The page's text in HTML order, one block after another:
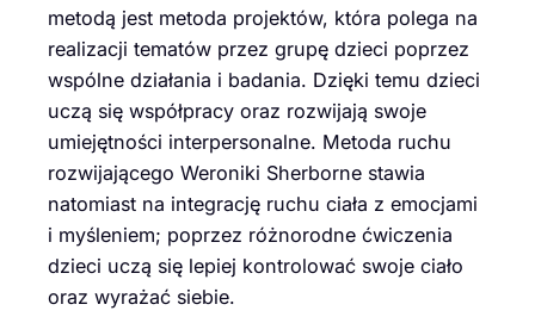
metodą jest metoda projektów, która polega na
realizacji tematów przez grupę dzieci poprzez
wspólne działania i badania. Dzięki temu dzieci
uczą się współpracy oraz rozwijają swoje
umiejętności interpersonalne. Metoda ruchu
rozwijającego Weroniki Sherborne stawia
natomiast na integrację ruchu ciała z emocjami
i myśleniem; poprzez różnorodne ćwiczenia
dzieci uczą się lepiej kontrolować swoje ciało
oraz wyrażać siebie.